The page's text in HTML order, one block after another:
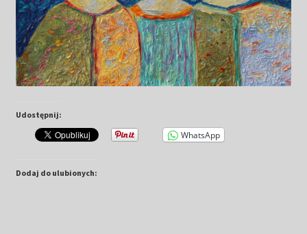
Wabi sabi
Aukcja
O mnie
Rozwiń
GalleryStore
Udostępnij:
WhatsApp
Dodaj do ulubionych: